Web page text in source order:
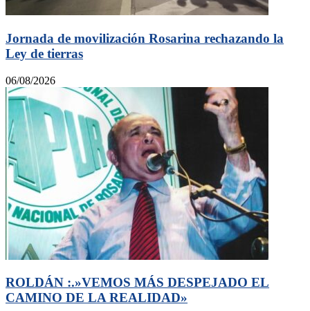
Jornada de movilización Rosarina rechazando la
Ley de tierras
06/08/2026
ROLDÁN :.»VEMOS MÁS DESPEJADO EL
CAMINO DE LA REALIDAD»